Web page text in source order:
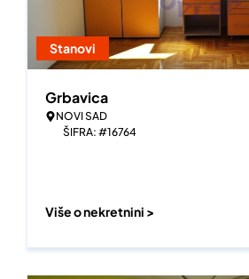
Stanovi
Grbavica
NOVI SAD
ŠIFRA: #16764
Više o nekretnini >